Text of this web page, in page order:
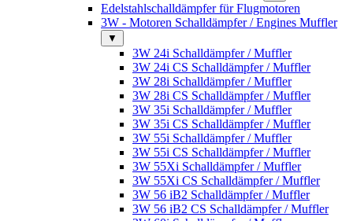
Edelstahlschalldämpfer für Flugmotoren
3W - Motoren Schalldämpfer / Engines Muffler
▼
3W 24i Schalldämpfer / Muffler
3W 24i CS Schalldämpfer / Muffler
3W 28i Schalldämpfer / Muffler
3W 28i CS Schalldämpfer / Muffler
3W 35i Schalldämpfer / Muffler
3W 35i CS Schalldämpfer / Muffler
3W 55i Schalldämpfer / Muffler
3W 55i CS Schalldämpfer / Muffler
3W 55Xi Schalldämpfer / Muffler
3W 55Xi CS Schalldämpfer / Muffler
3W 56 iB2 Schalldämpfer / Muffler
3W 56 iB2 CS Schalldämpfer / Muffler